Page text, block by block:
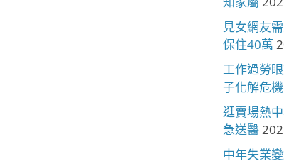
見女網友
保住40萬
工作過勞
子化解危機
逛賣場熱
急送醫
中年失業